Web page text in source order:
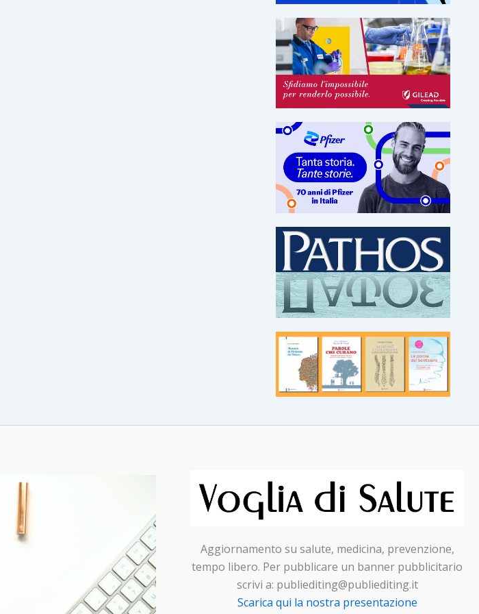
Aggiornamento su salute, medicina, prevenzione,
tempo libero. Per pubblicare un banner pubblicitario
scrivi a: publiediting@publiediting.it
Scarica qui la nostra presentazione